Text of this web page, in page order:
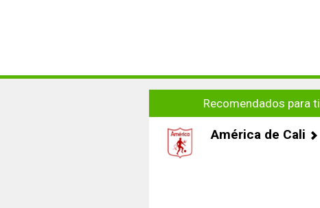
Recomendados para ti
América de Cali